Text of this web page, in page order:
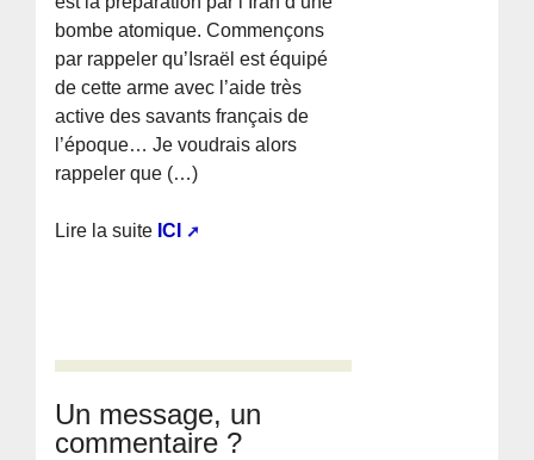
bombe atomique. Commençons
par rappeler qu’Israël est équipé
de cette arme avec l’aide très
active des savants français de
l’époque… Je voudrais alors
rappeler que (…)
Lire la suite ICI
Un message, un
commentaire ?